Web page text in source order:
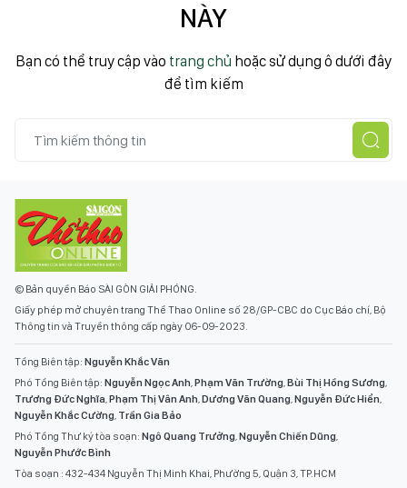
NÀY
Bạn có thể truy cập vào trang chủ hoặc sử dụng ô dưới đây
để tìm kiếm
© Bản quyền Báo SÀI GÒN GIẢI PHÓNG.
Giấy phép mở chuyên trang Thể Thao Online số 28/GP-CBC do Cục Báo chí, Bộ
Thông tin và Truyền thông cấp ngày 06-09-2023.
Tổng Biên tập: Nguyễn Khắc Văn
Phó Tổng Biên tập: Nguyễn Ngọc Anh,Phạm Văn Trường,Bùi Thị Hồng Sương,
Trương Đức Nghĩa,Phạm Thị Vân Anh,Dương Văn Quang,Nguyễn Đức Hiển,
Nguyễn Khắc Cường, Trần Gia Bảo
Phó Tổng Thư ký tòa soạn: Ngô Quang Trưởng,Nguyễn Chiến Dũng,
Nguyễn Phước Bình
Tòa soạn : 432-434 Nguyễn Thị Minh Khai, Phường 5, Quận 3, TP.HCM